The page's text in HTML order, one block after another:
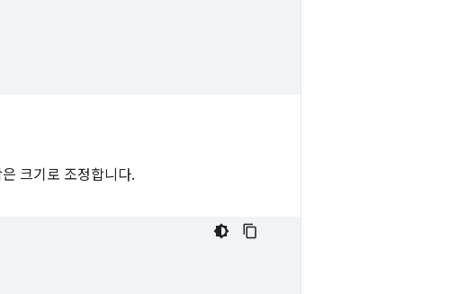
크기로 조정합니다.